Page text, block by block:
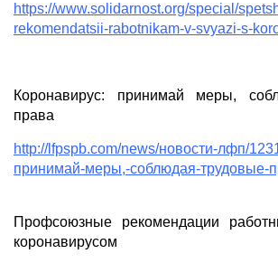
https://www.solidarnost.org/special/
rekomendatsii-rabotnikam-v-svyazi-s-
Коронавирус: принимай меры,
права
http://lfpspb.com/news/новости-лфп/
принимай-меры,-соблюдая-трудовые-
Профсоюзные рекомендации
коронавирусом